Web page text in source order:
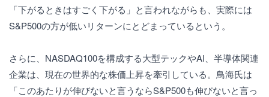
「下がるときはすごく下がる」と言われながらも、実際には
S&P500の方が低いリターンにとどまっているという。
さらに、NASDAQ100を構成する大型テックやAI、半導体関連
企業は、現在の世界的な株価上昇を牽引している。鳥海氏は
「このあたりが伸びないと言うならS&P500も伸びないと言っ